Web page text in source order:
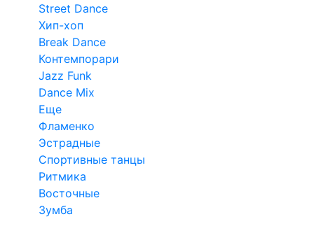
Street Dance
Хип-хоп
Break Dance
Контемпорари
Jazz Funk
Dance Mix
Еще
Фламенко
Эстрадные
Спортивные танцы
Ритмика
Восточные
Зумба